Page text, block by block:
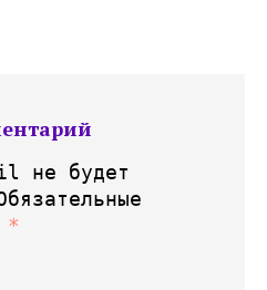
не будет
*